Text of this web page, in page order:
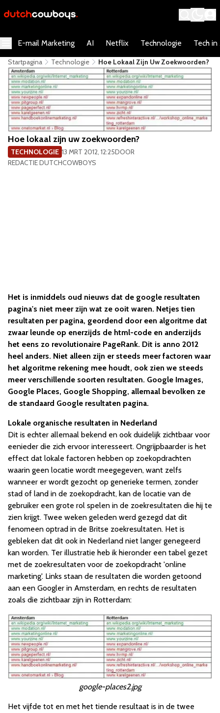
E-mail Marketing AI Netflix Technologie Tech in
Startpagina Technologie Hoe Lokaal Zijn Uw Zoekwoorden?
Hoe lokaal zijn uw zoekwoorden?
TECHNOLOGIE 13 MRT 2012, 12:25DOOR
REDACTIE DUTCHCOWBOYS
Het is inmiddels oud nieuws dat de google resultaten
pagina's niet meer zijn wat ze ooit waren. Netjes tien
resultaten per pagina, geordend door een algoritme dat
zwaar leunde op enerzijds de html-code en anderzijds
het eens zo revolutionaire PageRank. Dit is anno 2012
heel anders. Niet alleen zijn er steeds meer factoren waar
het algoritme rekening mee houdt, ook zien we steeds
meer verschillende soorten resultaten. Google Images,
Google Places, Google Shopping, allemaal bevolken ze
de standaard Google resultaten pagina.
Lokale organische resultaten in Nederland
Dit is echter allemaal bekend en ook duidelijk zichtbaar voor
eenieder die zich ervoor interesseert. Ongrijpbaarder is het
effect dat lokale factoren hebben op zoekopdrachten
waarin geen locatie wordt meegegeven, want zelfs
wanneer er wordt gezocht op generieke termen, zonder
stad of land in de zoekopdracht, kan de locatie van de
gebruiker een grote rol spelen in de zoekresultaten die hij te
zien krijgt. Twee weken geleden werd gezegd dat dit
fenomeen optrad in de Britse zoekresultaten. Het is
gebleken dat dit ook in Nederland niet langer genegeerd
kan worden. Ter illustratie heb ik hieronder een tabel gezet
met de zoekresultaten voor de zoekopdracht 'online
marketing'. Links staan de resultaten die worden getoond
aan een Googler in Amsterdam, en rechts de resultaten
zoals die zichtbaar zijn in Rotterdam:
google-places2.jpg
Het vijfde tot en met het tiende resultaat is in de twee